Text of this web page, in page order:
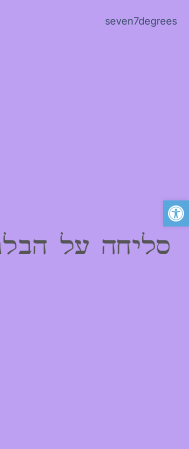
פתח סרגל נגישות
seven7degrees
סליחה על